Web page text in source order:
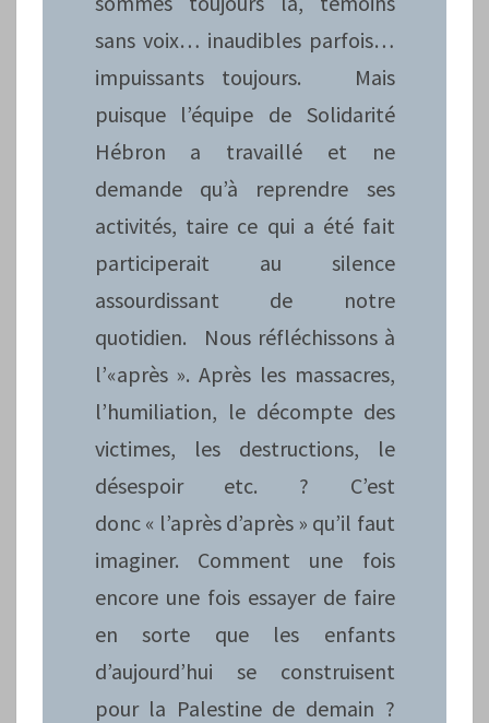
sans voix… inaudibles parfois…
impuissants toujours. Mais
puisque l’équipe de Solidarité
Hébron a travaillé et ne
demande qu’à reprendre ses
activités, taire ce qui a été fait
participerait au silence
assourdissant de notre
quotidien. Nous réfléchissons à
l’«après ». Après les massacres,
l’humiliation, le décompte des
victimes, les destructions, le
désespoir etc. ? C’est
donc « l’après d’après » qu’il faut
imaginer. Comment une fois
encore une fois essayer de faire
en sorte que les enfants
d’aujourd’hui se construisent
pour la Palestine de demain ?